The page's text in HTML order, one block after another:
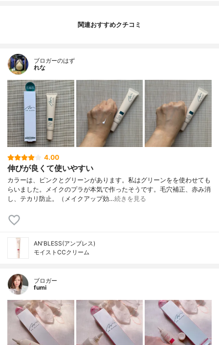
関連おすすめクチコミ
ブロガーのはず
れな
4.00
伸びが良くて使いやすい
カラーは、ピンクとグリーンがあります。私はグリーンをを使わせても
らいました。メイクのプラが本気で作ったそうです。毛穴補正、赤み消
し、テカリ防止。（メイクアップ効…続きを見る
AN'BLESS(アンブレス)
モイストCCクリーム
ブロガー
fumi